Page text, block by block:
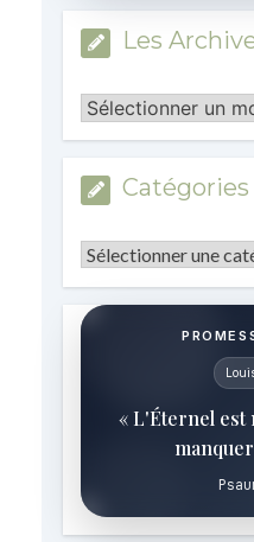
Les
Les
Archives
Catégories
Catégories
« L'Éternel est